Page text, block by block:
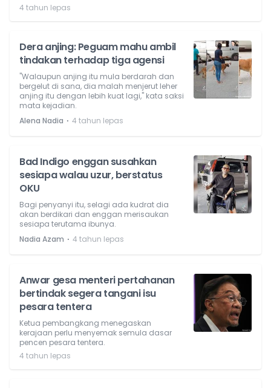
4 tahun lepas
Dera anjing: Peguam mahu ambil
tindakan terhadap tiga agensi
"Walaupun anjing itu mula berdarah dan
bergelut di sana, dia malah menjerut leher
anjing itu dengan lebih kuat lagi," kata saksi
mata kejadian.
Alena Nadia ⋅ 4 tahun lepas
Bad Indigo enggan susahkan
sesiapa walau uzur, berstatus
OKU
Bagi penyanyi itu, selagi ada kudrat dia
akan berdikari dan enggan merisaukan
sesiapa terutama ibunya.
Nadia Azam ⋅ 4 tahun lepas
Anwar gesa menteri pertahanan
bertindak segera tangani isu
pesara tentera
Ketua pembangkang menegaskan
kerajaan perlu menyemak semula dasar
pencen pesara tentera.
4 tahun lepas